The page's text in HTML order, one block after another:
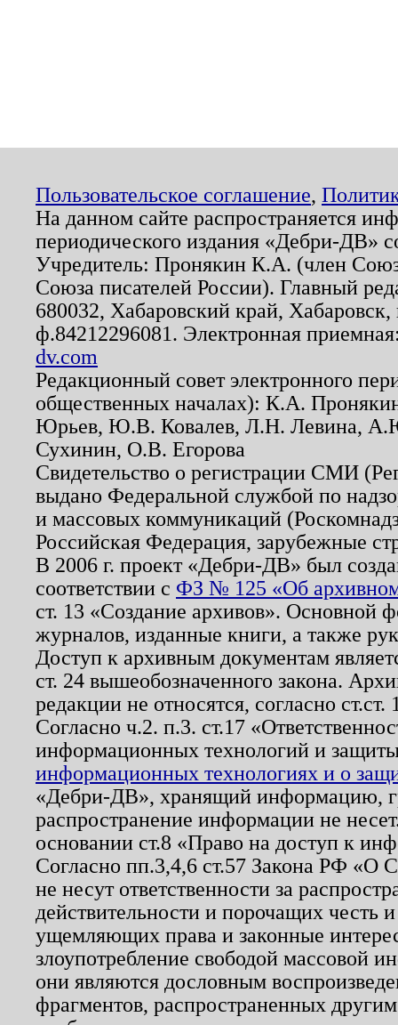
Пользовательское соглашение,
На данном сайте распространяется
периодического издания «Дебри-ДВ»
Учредитель: Пронякин К.А. (член
Союза писателей России). Главный
680032, Хабаровский край,
ф.84212296081. Электронная
dv.com
Редакционный совет электронного
общественных началах): К.А.
Юрьев, Ю.В. Ковалев, Л.Н. Левина,
Сухинин, О.В. Егорова
Свидетельство о регистрации СМИ
выдано Федеральной службой по
и массовых коммуникаций
Российская Федерация, зарубежные
В 2006 г. проект «Дебри-ДВ» был
соответствии с ФЗ № 125 «Об
ст. 13 «Создание архивов». Основной
журналов, изданные книги, а также
Доступ к архивным документам
ст. 24 вышеобозначенного закона.
редакции не относятся, согласно
Согласно ч.2. п.3. ст.17
информационных технологий и
информационных технологиях и о
«Дебри-ДВ», хранящий информацию,
распространение информации не
основании ст.8 «Право на доступ к
Согласно пп.3,4,6 ст.57 Закона РФ «О
не несут ответственности за
действительности и порочащих честь
ущемляющих права и законные
злоупотребление свободой массовой
они являются дословным
фрагментов, распространенных